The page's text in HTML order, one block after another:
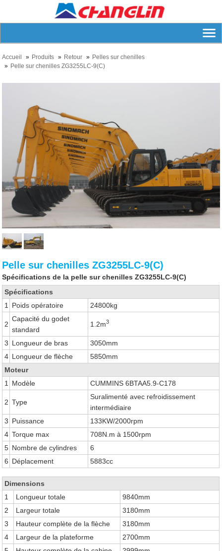
Accueil Produits Retour
Pelles sur chenilles
Pelle sur chenilles ZG3255LC-9(C)
Pelle sur chenilles ZG3255LC-9(C)
Spécifications de la pelle sur chenilles ZG3255LC-9(C)
Spécifications
1
Poids opératoire 24800kg
2
Capacité du godet
standard
1.2m3
3 Longueur de bras
3050mm
4 Longueur de flèche
5850mm
Moteur
1
Modèle CUMMINS 6BTAA5.9-C178
2 Type
Suralimenté avec refroidissement
intermédiaire
3 Puissance
133KW/2000rpm
4 Torque max
708N.m à 1500rpm
5 Nombre de cylindres
6
6 Déplacement 5883cc
Dimensions
1
Longueur totale
9840mm
2
Largeur totale
3180mm
3
Hauteur complète de la flèche
3180mm
4
Largeur de la plateforme
2700mm